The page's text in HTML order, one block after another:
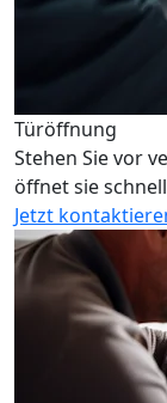
Türöffnung
Stehen Sie vor
öffnet sie
Jetzt